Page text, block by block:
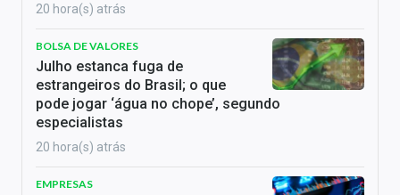
20 hora(s) atrás
BOLSA DE VALORES
Julho estanca fuga de
estrangeiros do Brasil; o que
pode jogar ‘água no chope’, segundo
especialistas
20 hora(s) atrás
EMPRESAS